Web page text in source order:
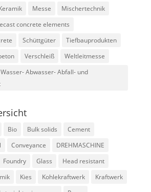
Messe
Mischertechnik
concrete elements
Schüttgüter
Tiefbauprodukten
Verschleiß
Weltleitmesse
Abwasser- Abfall- und
Bio Bulk solids
Cement
Conveyance
DREHMASCHINE
Foundry Glass
Head resistant
Kies Kohlekraftwerk
Kraftwerk